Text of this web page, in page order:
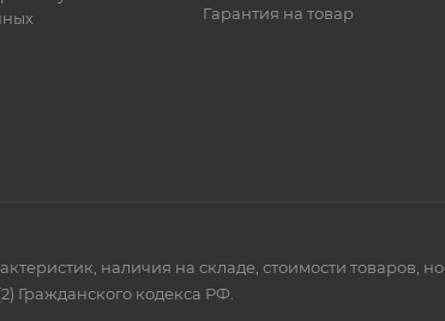
Гарантия на товар
наличия на складе, стоимости товаров,
Гражданского кодекса РФ.